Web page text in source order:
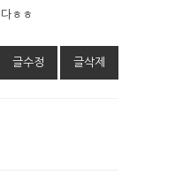
ㅎㅎ
글수정 글삭제
실시간예약